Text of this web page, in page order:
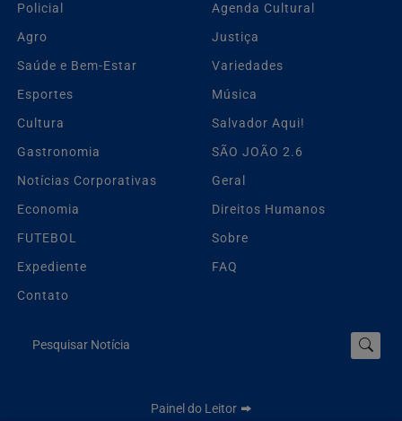
Policial
Agenda Cultural
Agro
Justiça
Saúde e Bem-Estar
Variedades
Esportes
Música
Cultura
Salvador Aqui!
Gastronomia
SÃO JOÃO 2.6
Notícias Corporativas
Geral
Economia
Direitos Humanos
FUTEBOL
Sobre
Expediente
FAQ
Contato
Pesquisar Notícia
Painel do Leitor